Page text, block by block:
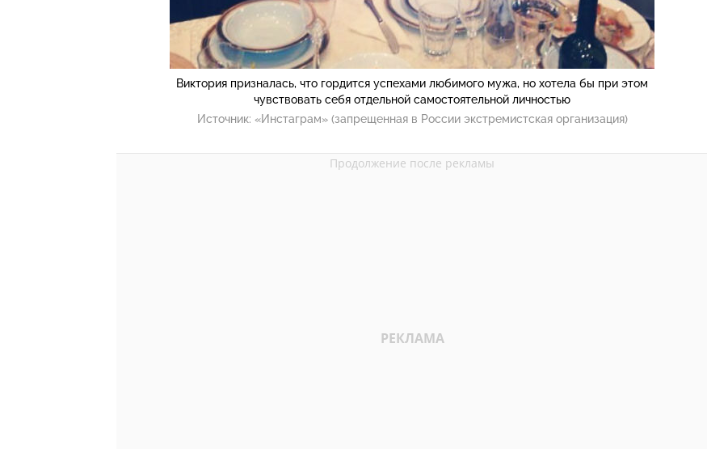
Виктория призналась, что гордится успехами любимого мужа, но хотела бы при этом
чувствовать себя отдельной самостоятельной личностью
Источник: «Инстаграм» (запрещенная в России экстремистская организация)